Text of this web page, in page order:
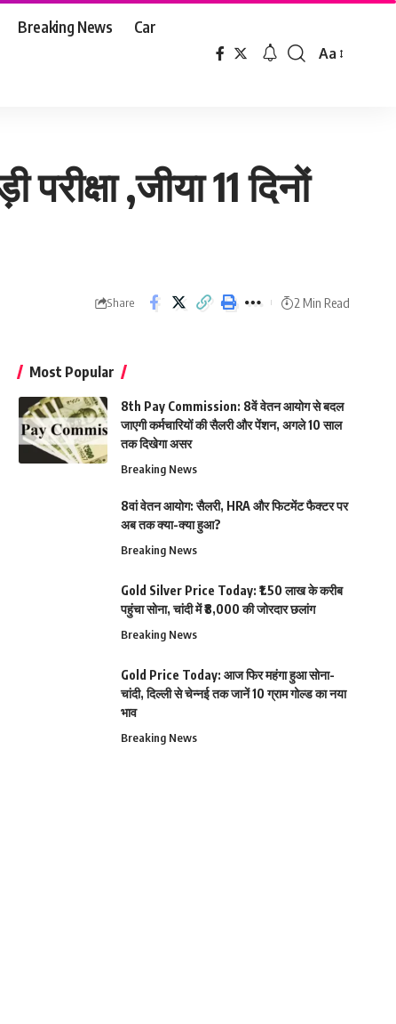
Breaking News Car
Font
Aa
,जीया 11 दिनों
Share 2 Min Read
Most Popular
8th Pay Commission: 8वें वेतन आयोग से बदल
जाएगी कर्मचारियों की सैलरी और पेंशन, अगले 10 साल
तक दिखेगा असर
Breaking News
8वां वेतन आयोग: सैलरी, HRA और फिटमेंट फैक्टर पर
अब तक क्या-क्या हुआ?
Breaking News
Gold Silver Price Today: ₹1.50 लाख के करीब
पहुंचा सोना, चांदी में ₹8,000 की जोरदार छलांग
Breaking News
Gold Price Today: आज फिर महंगा हुआ सोना-
चांदी, दिल्ली से चेन्नई तक जानें 10 ग्राम गोल्ड का नया
भाव
Breaking News